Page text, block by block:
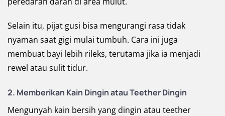
Selain itu, pijat gusi bisa mengurangi rasa tidak
nyaman saat gigi mulai tumbuh. Cara ini juga
membuat bayi lebih rileks, terutama jika ia menjadi
rewel atau sulit tidur.
2. Memberikan Kain Dingin atau Teether Dingin
Mengunyah kain bersih yang dingin atau teether